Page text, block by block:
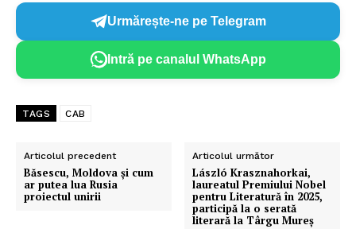
Urmărește-ne pe Telegram
Intră pe canalul WhatsApp
TAGS CAB
Articolul precedent
Băsescu, Moldova și cum
ar putea lua Rusia
proiectul unirii
Articolul următor
László Krasznahorkai,
laureatul Premiului Nobel
pentru Literatură în 2025,
participă la o serată
literară la Târgu Mureș